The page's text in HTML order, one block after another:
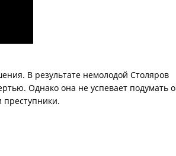
В результате немолодой Столяров
Однако она не успевает подумать о
преступники.